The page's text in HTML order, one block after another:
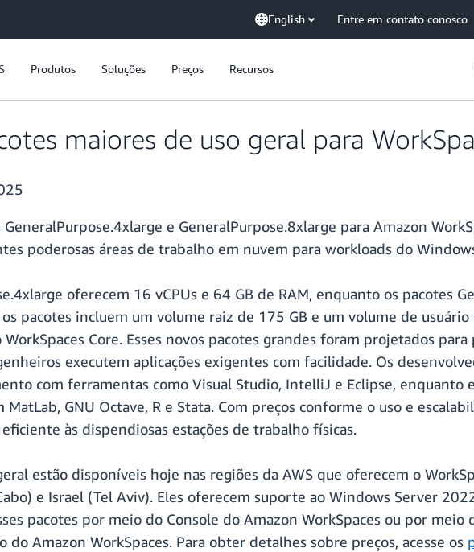
English Entre em contato conosco
Produtos Soluções Preços Recursos
maiores de uso geral para
e GeneralPurpose.8xlarge para Amazon
poderosas áreas de trabalho em nuvem para workloads do
oferecem 16 vCPUs e 64 GB de RAM, enquanto os pacotes
pacotes incluem um volume raiz de 175 GB e um volume de
WorkSpaces Core. Esses novos pacotes grandes foram projetados
executem aplicações exigentes com facilidade. Os
com ferramentas como Visual Studio, IntelliJ e Eclipse,
MatLab, GNU Octave, R e Stata. Com preços conforme o uso e
às dispendiosas estações de trabalho físicas.
estão disponíveis hoje nas regiões da AWS que oferecem o
e Israel (Tel Aviv). Eles oferecem suporte ao Windows Server
pacotes por meio do Console do Amazon WorkSpaces ou por meio
do Amazon WorkSpaces. Para obter detalhes sobre preços, acesse os